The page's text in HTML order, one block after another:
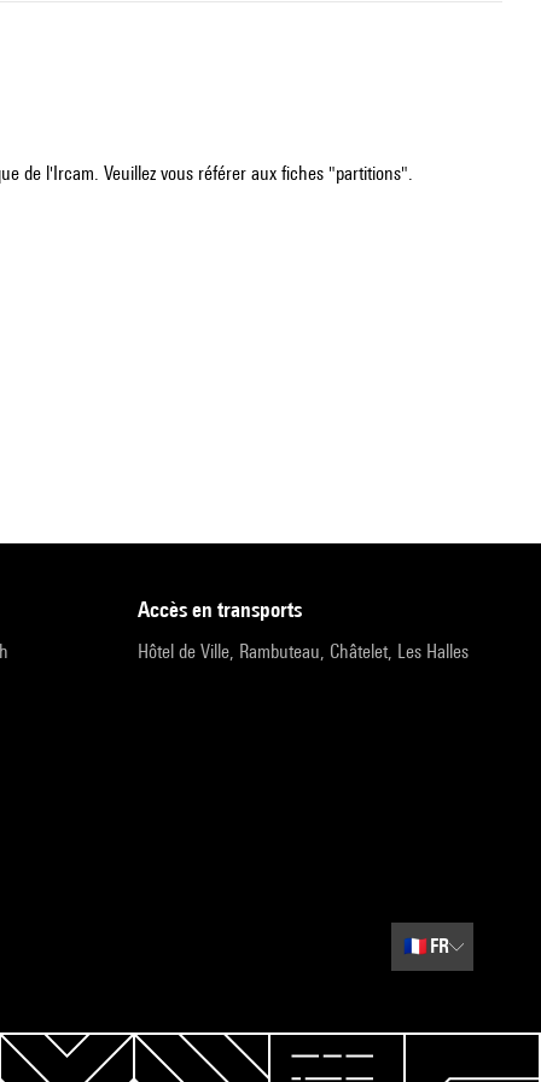
de l'Ircam. Veuillez vous référer aux fiches "partitions".
accès en transports
Hôtel de Ville, Rambuteau, Châtelet, Les Halles
🇫🇷 FR